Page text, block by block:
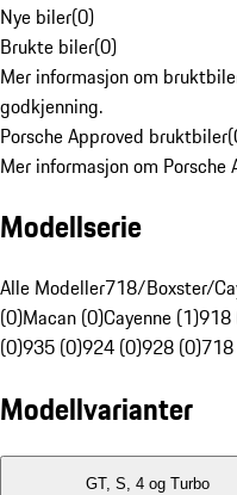
Nye biler(0)
Brukte biler(0)
Mer informasjon om
godkjenning.
Porsche Approved bruktbiler(
Mer informasjon om
Modellserie
Alle Modeller718/Boxster/
(0)Macan (0)Cayenne (1)918
(0)935 (0)924 (0)928 (0)
Modellvarianter
GT, S, 4 og Turbo